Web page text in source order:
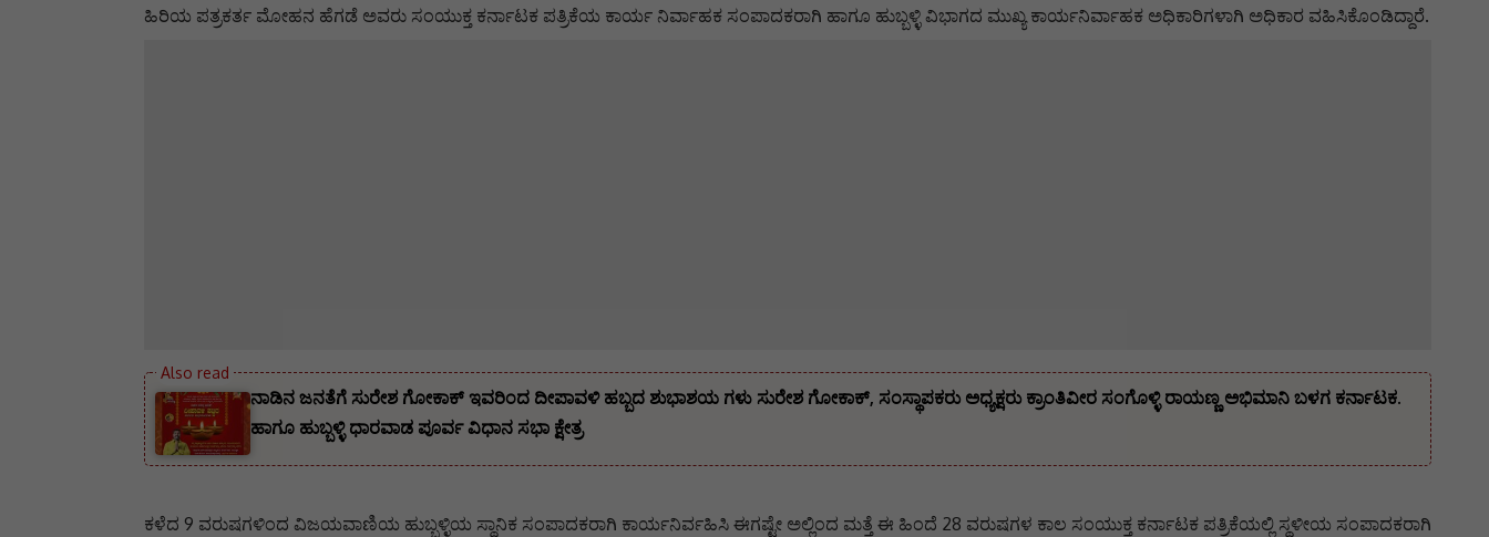
ಹಿರಿಯ ಪತ್ರಕರ್ತ ಮೋಹನ ಹೆಗಡೆ ಅವರು ಸಂಯುಕ್ತ ಕರ್ನಾಟಕ ಪತ್ರಿಕೆಯ ಕಾರ್ಯ ನಿರ್ವಾಹಕ ಸಂಪಾದಕರಾಗಿ ಹಾಗೂ ಹುಬ್ಬಳ್ಳಿ ವಿಭಾಗದ ಮುಖ್ಯ ಕಾರ್ಯನಿರ್ವಾಹಕ ಅಧಿಕಾರಿಗಳಾಗಿ ಅಧಿಕಾರ ವಹಿಸಿಕೊಂಡಿದ್ದಾರೆ.
ನಾಡಿನ ಜನತೆಗೆ ಸುರೇಶ ಗೋಕಾಕ್ ಇವರಿಂದ ದೀಪಾವಳಿ ಹಬ್ಬದ ಶುಭಾಶಯ ಗಳು ಸುರೇಶ ಗೋಕಾಕ್, ಸಂಸ್ಥಾಪಕರು ಅಧ್ಯಕ್ಷರು ಕ್ರಾಂತಿವೀರ ಸಂಗೊಳ್ಳಿ ರಾಯಣ್ಣ ಅಭಿಮಾನಿ ಬಳಗ ಕರ್ನಾಟಕ.
‌ಹಾಗೂ ಹುಬ್ಬಳ್ಳಿ ಧಾರವಾಡ ಪೂರ್ವ ವಿಧಾನ ಸಭಾ ಕ್ಷೇತ್ರ
ಕಳೆದ 9 ವರುಷಗಳಿಂದ ವಿಜಯವಾಣಿಯ ಹುಬ್ಬಳ್ಳಿಯ ಸ್ಥಾನಿಕ ಸಂಪಾದಕರಾಗಿ ಕಾರ್ಯನಿರ್ವಹಿಸಿ ಈಗಷ್ಟೇ ಅಲ್ಲಿಂದ ಮತ್ತೆ ಈ ಹಿಂದೆ 28 ವರುಷಗಳ ಕಾಲ ಸಂಯುಕ್ತ ಕರ್ನಾಟಕ ಪತ್ರಿಕೆಯಲ್ಲಿ ಸ್ಥಳೀಯ ಸಂಪಾದಕರಾಗಿ